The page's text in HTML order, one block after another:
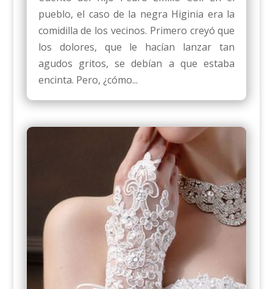
pueblo, el caso de la negra Higinia era la
comidilla de los vecinos. Primero creyó que
los dolores, que le hacían lanzar tan
agudos gritos, se debían a que estaba
encinta. Pero, ¿cómo...